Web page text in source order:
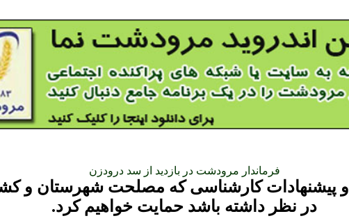
فرماندار مرودشت در بازدید از سد درودزن
پیشنهادات کارشناسی که مصلحت شهرستان و
در نظر داشته باشد حمایت خواهیم کرد.